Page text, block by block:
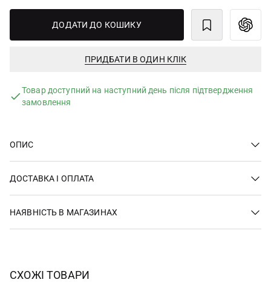
ДОДАТИ ДО КОШИКУ
ПРИДБАТИ В ОДИН КЛІК
Товар доступний на наступний день після підтвердження
замовлення
ОПИС
ДОСТАВКА І ОПЛАТА
НАЯВНІСТЬ В МАГАЗИНАХ
СХОЖІ ТОВАРИ